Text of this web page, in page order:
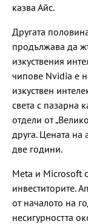
казва Айс.
Другата
продължава да
изкуствения
чипове Nvidia е
изкуствен
света с пазарна
отдели от
друга. Цената на
две години.
Meta и Microsoft
инвеститорите.
от началото на
несигурността